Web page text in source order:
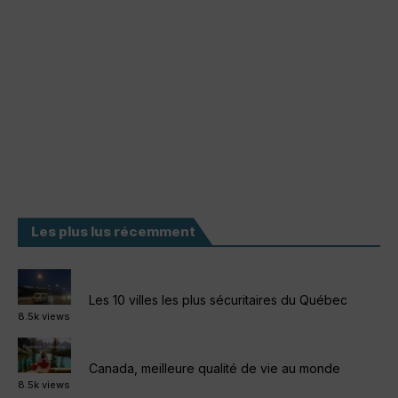
Les plus lus récemment
Les 10 villes les plus sécuritaires du Québec
8.5k views
Canada, meilleure qualité de vie au monde
8.5k views